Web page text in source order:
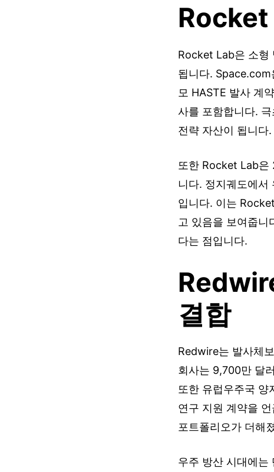
Rocket
Rocket Lab은 소형
됩니다.
모 HASTE 발사 계
사를 포함합니다.
전략 자산이 됩니다.
또한 Rocket Lab은
니다. 정지궤도에서
입니다. 이는
고 있음을 보여줍니
다는 점입니다.
결합
Redwire는 발사체
회사는 9,700만 달
또한 유럽우주국 양
연구 지원 계약을
포트폴리오가 더해
우주 방산 시대에는